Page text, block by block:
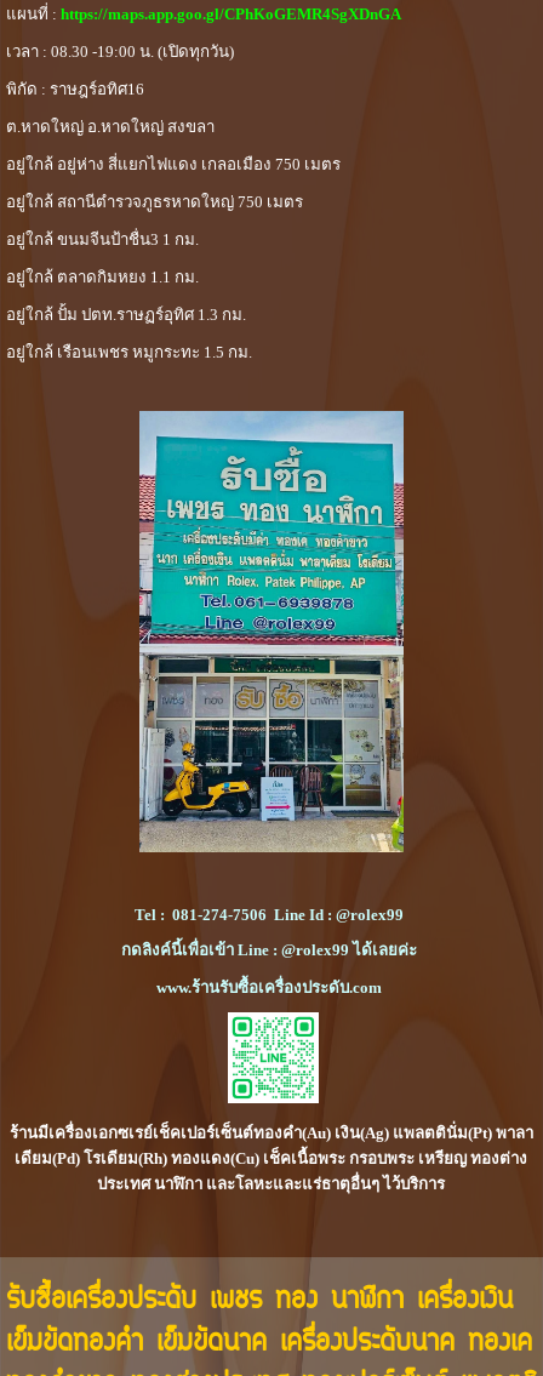
แผนที่ : https://maps.app.goo.gl/CPhKoGEMR4SgXDnGA
เวลา : 08.30 -19:00 น. (เปิดทุกวัน)
พิกัด : ราษฎร์อทิศ16
ต.หาดใหญ่ อ.หาดใหญ่ สงขลา
อยู่ใกล้ อยู่ห่าง สี่แยกไฟแดง เกลอเมือง 750 เมตร
อยู่ใกล้ สถานีตำรวจภูธรหาดใหญ่ 750 เมตร
อยู่ใกล้ ขนมจีนป้าชื่น3 1 กม.
อยู่ใกล้ ตลาดกิมหยง 1.1 กม.
อยู่ใกล้ ปั้ม ปตท.ราษฏร์อุทิศ 1.3 กม.
อยู่ใกล้ เรือนเพชร หมูกระทะ 1.5 กม.
Tel :081-274-7506 Line Id :@rolex99
กดลิงค์นี้เพื่อเข้า Line : @rolex99 ได้เลยค่ะ
www.ร้านรับซื้อเครื่องประดับ.com
ร้านมีเครื่องเอกซเรย์เช็คเปอร์เซ็นต์ทองคำ(Au) เงิน(Ag) แพลตตินั่ม(Pt) พาลา
เดียม(Pd) โรเดียม(Rh) ทองแดง(Cu) เช็คเนื้อพระ กรอบพระ เหรียญ ทองต่าง
ประเทศ นาฬิกา และโลหะและแร่ธาตุอื่นๆ ไว้บริการ
รับซื้อเครื่องประดับ เพชร ทอง นาฬิกา เครื่องเงิน
เข็มขัดทองคำ เข็มขัดนาค เครื่องประดับนาค ทองเค